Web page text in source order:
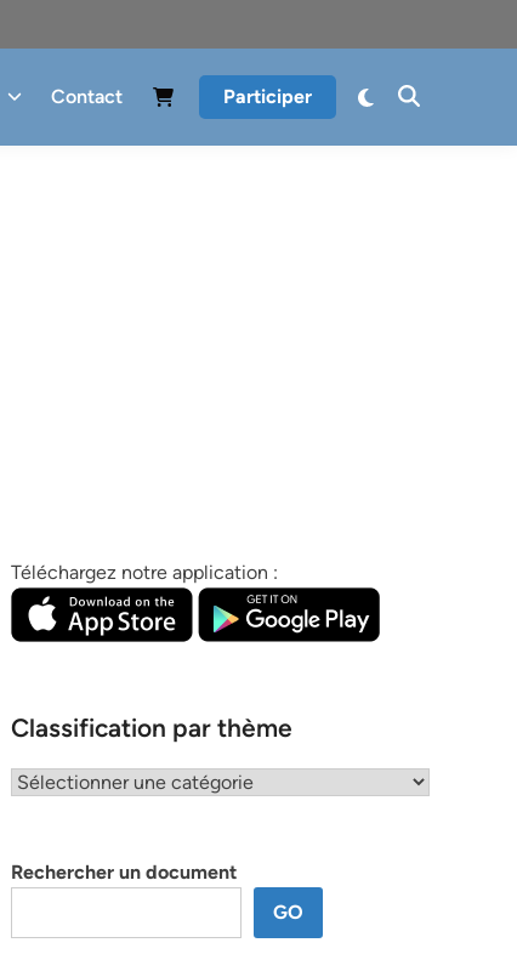
Contact Participer
Téléchargez notre application :
Classification par thème
Classification
Rechercher un document
GO